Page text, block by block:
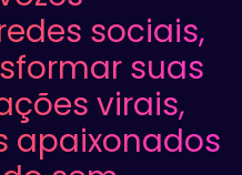
sociais,
suas
virais,
apaixonados